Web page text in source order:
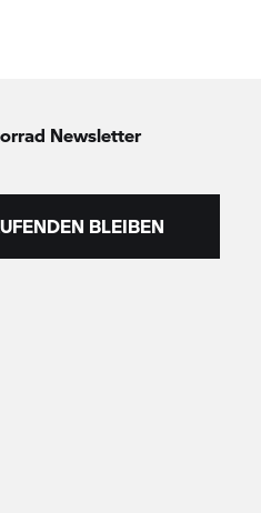
Newsletter
BLEIBEN